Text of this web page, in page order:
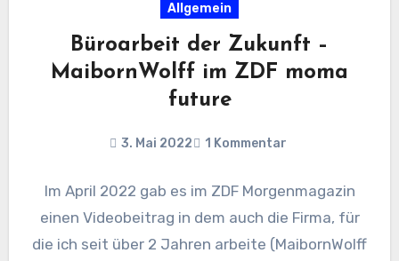
Allgemein
Büroarbeit der Zukunft –
MaibornWolff im ZDF moma
future
3. Mai 2022 1 Kommentar
Im April 2022 gab es im ZDF Morgenmagazin
einen Videobeitrag in dem auch die Firma, für
die ich seit über 2 Jahren arbeite (MaibornWolff